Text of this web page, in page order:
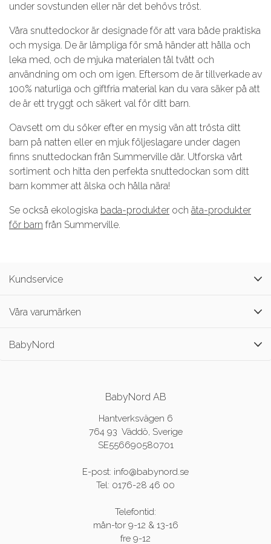
under sovstunden eller när det behövs tröst.
Våra snuttedockor är designade för att vara både praktiska
och mysiga. De är lämpliga för små händer att hålla och
leka med, och de mjuka materialen tål tvätt och
användning om och om igen. Eftersom de är tillverkade av
100% naturliga och giftfria material kan du vara säker på att
de är ett tryggt och säkert val för ditt barn.
Oavsett om du söker efter en mysig vän att trösta ditt
barn på natten eller en mjuk följeslagare under dagen
finns snuttedockan från Summerville där. Utforska vårt
sortiment och hitta den perfekta snuttedockan som ditt
barn kommer att älska och hålla nära!
Se också ekologiska bada-produkter och äta-produkter
för barn från Summerville.
Kundservice
Våra varumärken
BabyNord
BabyNord AB
Hantverksvägen 6
764 93 Väddö, Sverige
SE556690580701
E-post: info@babynord.se
Tel: 0176-28 46 00
Telefontid:
mån-tor 9-12 & 13-16
fre 9-12